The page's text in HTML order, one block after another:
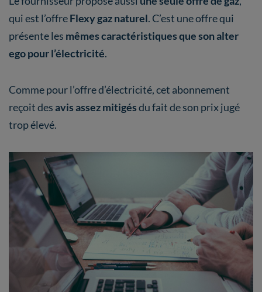
qui est l’offreFlexy gaz naturel. C’est une offre qui
présente les mêmes caractéristiques que son alter
ego pour l’électricité.
Comme pour l’offre d’électricité, cet abonnement
reçoit desavis assez mitigésdu fait de son prix jugé
trop élevé.